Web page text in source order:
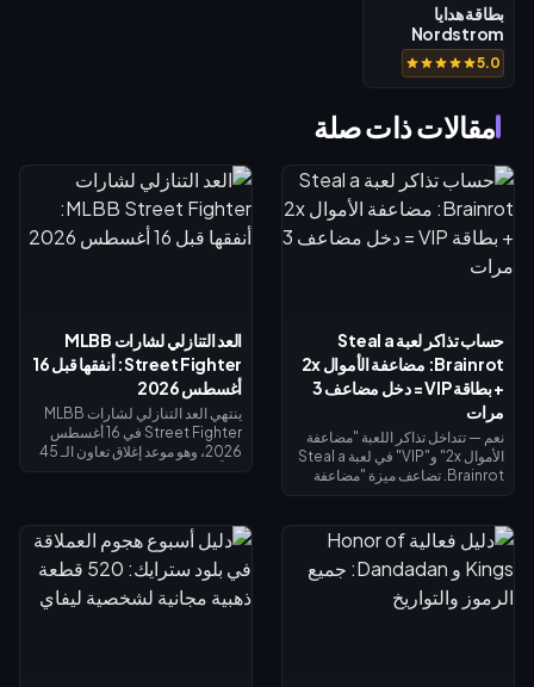
بطاقة هدايا
Nordstrom
Rack (US)
5.0
مقالات ذات صلة
حساب تذاكر لعبة Steal a
Brainrot: مضاعفة الأموال 2x
+ بطاقة VIP = دخل مضاعف 3
مرات
نعم — تتداخل تذاكر اللعبة "مضاعفة
الأموال 2x" و"VIP" في لعبة Steal a
Brainrot. تضاعف ميزة "مضاعفة
لتعطيك بالضبط 3 أضعاف الدخل
الأساسي - وليس 4 أضعاف. تبلغ
تكلفة مضاعفة الأموال 2x نحو 119
(الإجمالي 618). اشترِ مضاعفة الأموال
العد التنازلي لشارات MLBB
Street Fighter: أنفقها قبل 16
أغسطس 2026
ينتهي العد التنازلي لشارات MLBB
Street Fighter في 16 أغسطس
2026، وهو موعد إغلاق تعاون الـ 45
الحدث، لذا احرص على استبدال كل
شيء الآن: تكلفة أزياء التقاطع
الرئيسية 1,200 شارة، والأزياء
رصيدك في صفحة الحدث، واتبع قائمة